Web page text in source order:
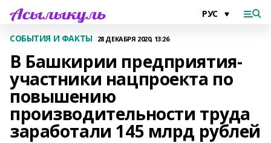
СОБЫТИЯ И ФАКТЫ 28 ДЕКАБРЯ 2020, 13:26
В Башкирии предприятия-
участники нацпроекта по
повышению
производительности труда
заработали 145 млрд рублей